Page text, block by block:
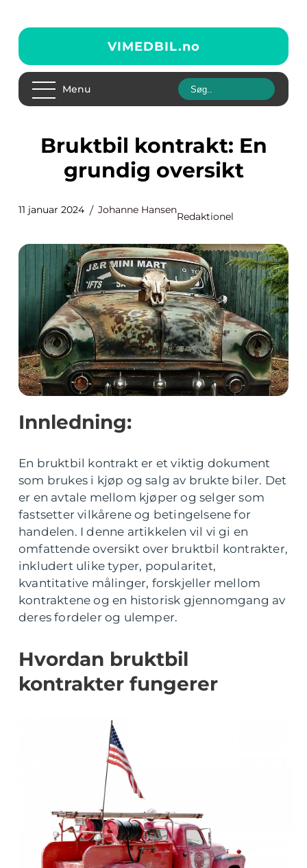
VIMEDBIL.no
Menu
Bruktbil kontrakt: En
grundig oversikt
11 januar 2024 Johanne Hansen
Redaktionel
Innledning:
En bruktbil kontrakt er et viktig dokument
som brukes i kjøp og salg av brukte biler. Det
er en avtale mellom kjøper og selger som
fastsetter vilkårene og betingelsene for
handelen. I denne artikkelen vil vi gi en
omfattende oversikt over bruktbil kontrakter,
inkludert ulike typer, popularitet,
kvantitative målinger, forskjeller mellom
kontraktene og en historisk gjennomgang av
deres fordeler og ulemper.
Hvordan bruktbil
kontrakter fungerer